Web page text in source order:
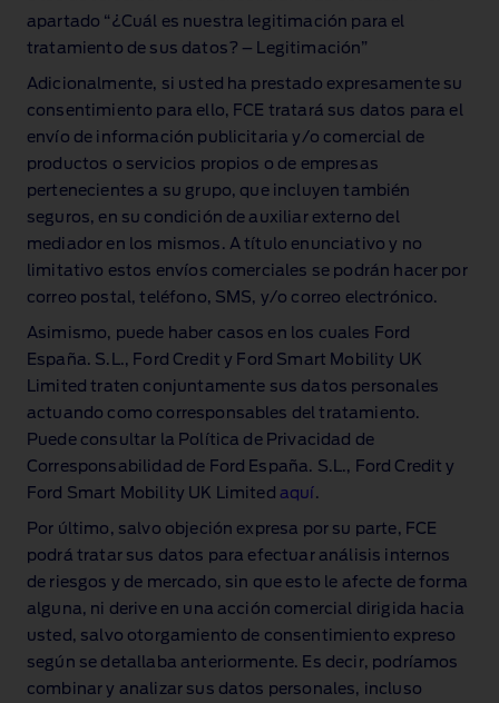
apartado “¿Cuál es nuestra legitimación para el
tratamiento de sus datos? – Legitimación”
Adicionalmente, si usted ha prestado expresamente su
consentimiento para ello, FCE tratará sus datos para el
envío de información publicitaria y/o comercial de
productos o servicios propios o de empresas
pertenecientes a su grupo, que incluyen también
seguros, en su condición de auxiliar externo del
mediador en los mismos. A título enunciativo y no
limitativo estos envíos comerciales se podrán hacer por
correo postal, teléfono, SMS, y/o correo electrónico.
Asimismo, puede haber casos en los cuales Ford
España. S.L., Ford Credit y Ford Smart Mobility UK
Limited traten conjuntamente sus datos personales
actuando como corresponsables del tratamiento.
Puede consultar la Política de Privacidad de
Corresponsabilidad de Ford España. S.L., Ford Credit y
Ford Smart Mobility UK Limited aquí .
Por último, salvo objeción expresa por su parte, FCE
podrá tratar sus datos para efectuar análisis internos
de riesgos y de mercado, sin que esto le afecte de forma
alguna, ni derive en una acción comercial dirigida hacia
usted, salvo otorgamiento de consentimiento expreso
según se detallaba anteriormente. Es decir, podríamos
combinar y analizar sus datos personales, incluso